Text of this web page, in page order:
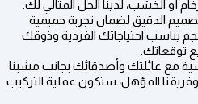
أو الخشب، لدينا الحل المثالي لك.
الدقيق لضمان تجربة حميمية
يناسب احتياجاتك الفردية وذوقك
توقعاتك.
مع عائلتك وأصدقائك بجانب مشبنا
وفريقنا المؤهل، ستكون عملية التركيب